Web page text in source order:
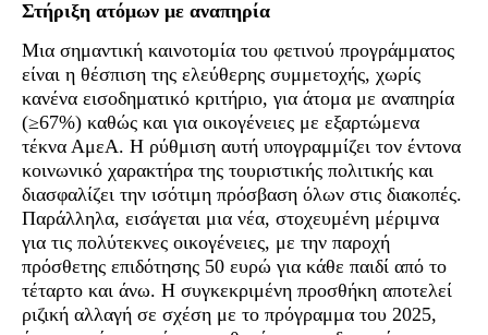
Στήριξη ατόμων με αναπηρία
Μια σημαντική καινοτομία του φετινού προγράμματος
είναι η θέσπιση της ελεύθερης συμμετοχής, χωρίς
κανένα εισοδηματικό κριτήριο, για άτομα με αναπηρία
(≥67%) καθώς και για οικογένειες με εξαρτώμενα
τέκνα ΑμεΑ. Η ρύθμιση αυτή υπογραμμίζει τον έντονα
κοινωνικό χαρακτήρα της τουριστικής πολιτικής και
διασφαλίζει την ισότιμη πρόσβαση όλων στις διακοπές.
Παράλληλα, εισάγεται μια νέα, στοχευμένη μέριμνα
για τις πολύτεκνες οικογένειες, με την παροχή
πρόσθετης επιδότησης 50 ευρώ για κάθε παιδί από το
τέταρτο και άνω. Η συγκεκριμένη προσθήκη αποτελεί
ριζική αλλαγή σε σχέση με το πρόγραμμα του 2025,